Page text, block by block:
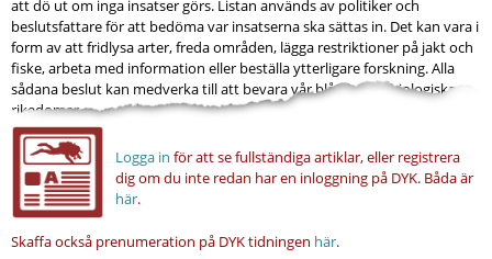
att dö ut om inga insatser görs. Listan används av politiker och
beslutsfattare för att bedöma var insatserna ska sättas in. Det kan vara i
form av att fridlysa arter, freda områden, lägga restriktioner på jakt och
fiske, arbeta med information eller beställa ytterligare forskning. Alla
sådana beslut kan medverka till att bevara vår blå planets biologiska
rikedomar.
Logga in för att se fullständiga artiklar, eller registrera
dig om du inte redan har en inloggning på DYK. Båda är
här.
Skaffa också prenumeration på DYK tidningen här.